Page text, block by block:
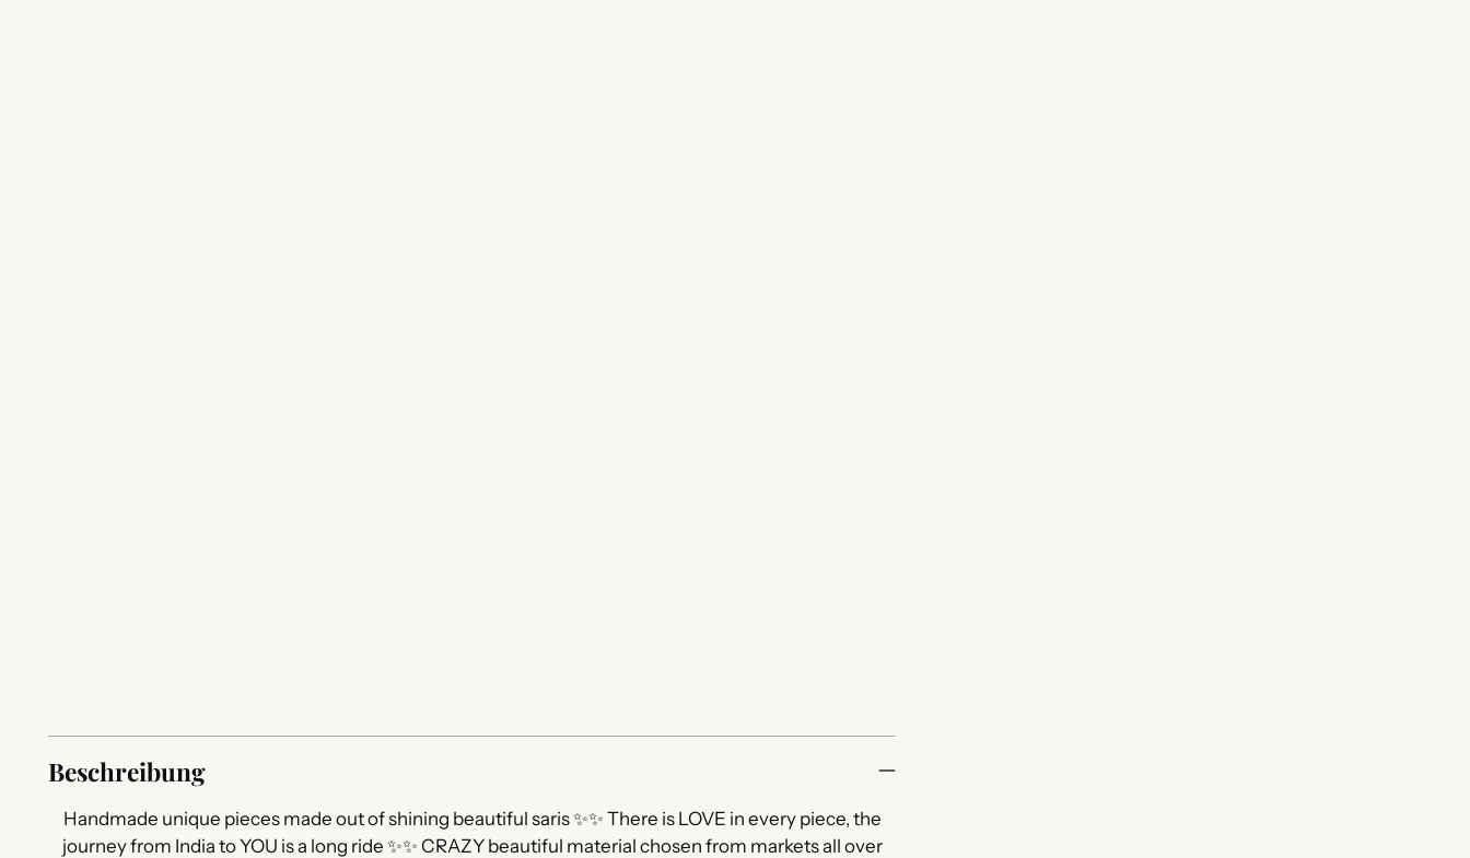
Beschreibung
Handmade unique pieces made out of shining beautiful saris ✨✨ There is LOVE in every piece, the
journey from India to YOU is a long ride ✨✨ CRAZY beautiful material chosen from markets all over